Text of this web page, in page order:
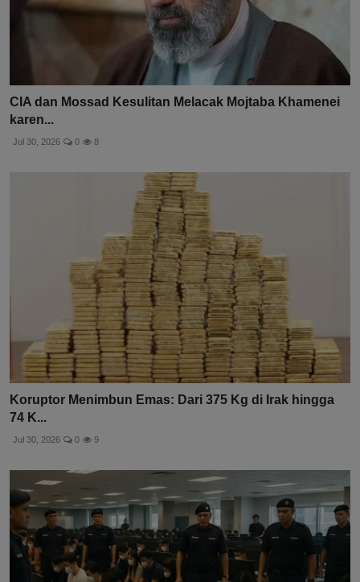
CIA dan Mossad Kesulitan Melacak Mojtaba Khamenei
karen...
Jul 30, 2026 0 8
Koruptor Menimbun Emas: Dari 375 Kg di Irak hingga
74 K...
Jul 30, 2026 0 9